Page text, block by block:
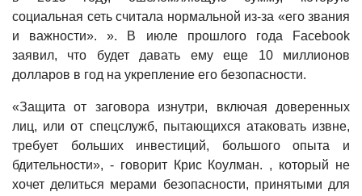
социальная сеть считала нормальной из-за «его звания
и важности». ». В июле прошлого года Facebook
заявил, что будет давать ему еще 10 миллионов
долларов в год на укрепление его безопасности.
«Защита от заговора изнутри, включая доверенных
лиц, или от спецслужб, пытающихся атаковать извне,
требует больших инвестиций, большого опыта и
бдительности», - говорит Крис Коулман. , который не
хочет делиться мерами безопасности, принятыми для